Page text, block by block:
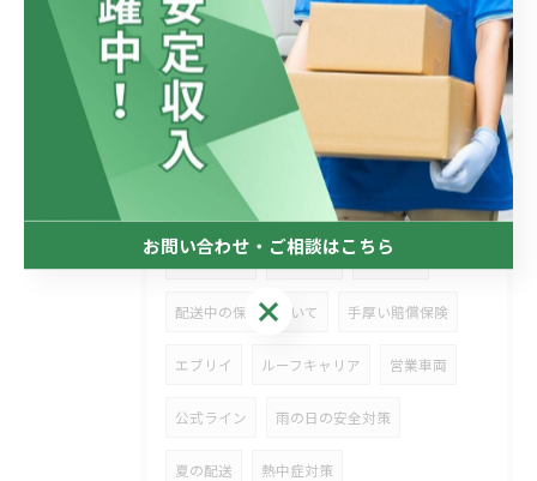
車両の冬対策 スタットレスタイヤ
短期案件 ６５世未満
猛暑対策 企業ブログ 安全運転
タイヤ交換 ドライバー急募
ユニホーム 車両保険 荷物保険
配送中の保証について 手厚い賠償保険
エブリイ ルーフキャリア 営業車両
公式ライン 雨の日の安全対策
夏の配送 熱中症対策
お問い合わせ・ご相談はこちら
お問い合わせ・ご相談はこちら